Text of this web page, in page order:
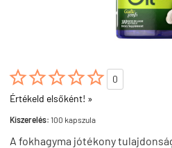

0
Értékeld elsőként! »
Kiszerelés: 100 kapszula
A fokhagyma jótékony